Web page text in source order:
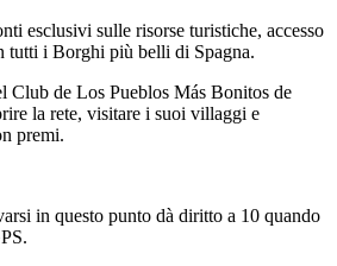
esclusivi sulle risorse turistiche, accesso
tutti i Borghi più belli di Spagna.
Club de Los Pueblos Más Bonitos de
la rete, visitare i suoi villaggi e
premi.
in questo punto dà diritto a 10 quando